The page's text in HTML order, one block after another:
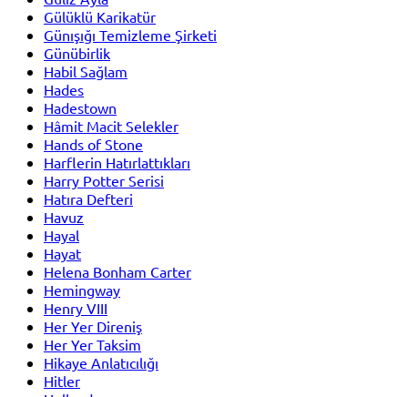
Gülüklü Karikatür
Günışığı Temizleme Şirketi
Günübirlik
Habil Sağlam
Hades
Hadestown
Hâmit Macit Selekler
Hands of Stone
Harflerin Hatırlattıkları
Harry Potter Serisi
Hatıra Defteri
Havuz
Hayal
Hayat
Helena Bonham Carter
Hemingway
Henry VIII
Her Yer Direniş
Her Yer Taksim
Hikaye Anlatıcılığı
Hitler